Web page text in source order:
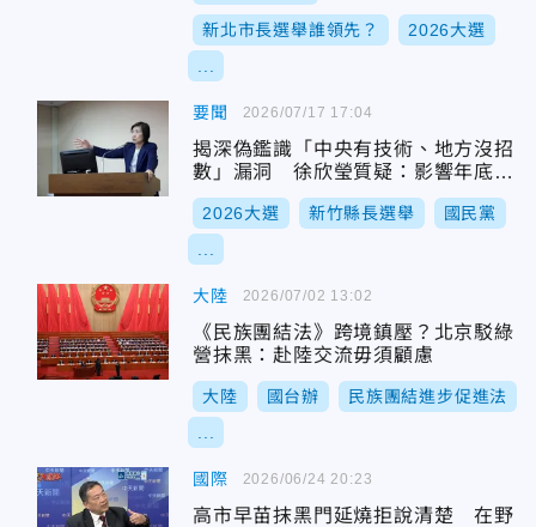
新北市長選舉誰領先？ 2026大選
要聞
揭深偽鑑識「中央有技術、地方沒招
數」漏洞 徐欣瑩質疑：影響年底選
舉恐動搖民主
2026大選 新竹縣長選舉 國民黨
2026/07/17 17:04
大陸
《民族團結法》跨境鎮壓？北京駁綠
營抹黑：赴陸交流毋須顧慮
大陸 國台辦 民族團結進步促進法
2026/07/02 13:02
國際
高市早苗抹黑門延燒拒說清楚 在野
2026/06/24 20:23